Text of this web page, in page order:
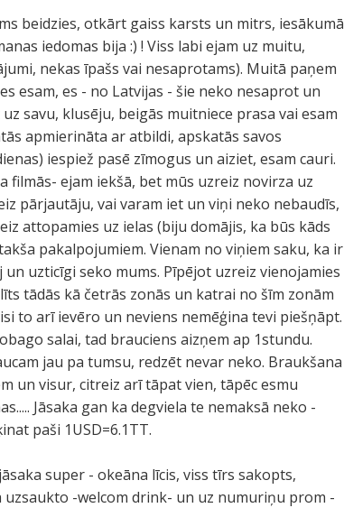
beidzies, otkārt gaiss karsts un mitrs, iesākumā
iedomas bija :) ! Viss labi ejam uz muitu,
nekas īpašs vai nesaprotams). Muitā paņem
esam, es - no Latvijas - šie neko nesaprot un
savu, klusēju, beigās muitniece prasa vai esam
apmierināta ar atbildi, apskatās savos
iespiež pasē zīmogus un aiziet, esam cauri.
ejam iekšā, bet mūs uzreiz novirza uz
pārjautāju, vai varam iet un viņi neko nebaudīs,
attopamies uz ielas (biju domājis, ka būs kāds
pakalpojumiem. Vienam no viņiem saku, ka ir
uzticīgi seko mums. Pīpējot uzreiz vienojamies
tādās kā četrās zonās un katrai no šīm zonām
to arī ievēro un neviens nemēģina tevi piešņāpt.
salai, tad brauciens aizņem ap 1stundu.
jau pa tumsu, redzēt nevar neko. Braukšana
un visur, citreiz arī tāpat vien, tāpēc esmu
Jāsaka gan ka degviela te nemaksā neko -
paši 1USD=6.1TT.
super - okeāna līcis, viss tīrs sakopts,
uzsaukto -welcom drink- un uz numuriņu prom -